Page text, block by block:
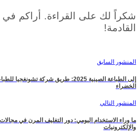
شكراً لك على القراءة. أراكم في
القادمة!
المنشور السابق
إلى الطباعة الصينية 2025: طريق شركة
الخضراء
المنشور التالي
ما وراء الاستخدام اليومي: دور التغليف المرن في
والإلكترونيات